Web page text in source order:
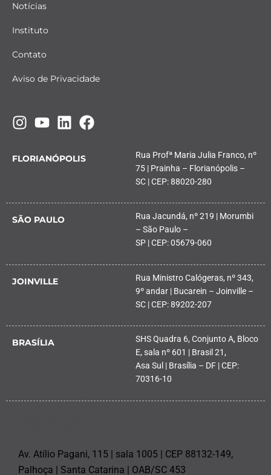
Notícias
Instituto
Contato
Aviso de Privacidade
FLORIANÓPOLIS
Rua Profª Maria Julia Franco, nº
75 | Prainha – Florianópolis –
SC | CEP: 88020-280
SÃO PAULO
Rua Jacundá, nº 219 | Morumbi
– São Paulo –
SP | CEP: 05679-060
JOINVILLE
Rua Ministro Calógeras, nº 343,
9º andar | Bucarein – Joinville –
SC | CEP: 89202-207
BRASÍLIA
SHS Quadra 6, Conjunto A, Bloco
E, sala nº 601 | Brasil 21,
Asa Sul | Brasília – DF | CEP:
70316-10
Av. Atílio Pagani, 115 | sala 1005 | CEP 88132-149,
Palhoça | Santa Catarina | OAB/SC 453